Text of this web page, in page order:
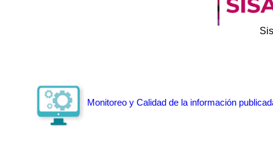
Monitoreo y Calidad de la información